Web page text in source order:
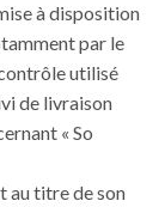
à disposition
par le
utilisé
de livraison
« So
au titre de son